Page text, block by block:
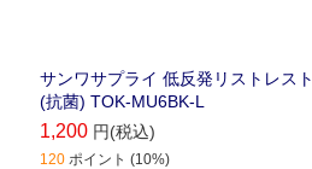
サンワサプライ 低反発リストレスト
(抗菌) TOK-MU6BK-L
1,200 円(税込)
120 ポイント (10%)